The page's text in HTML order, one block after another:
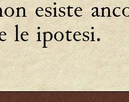
esiste
le ipotesi.